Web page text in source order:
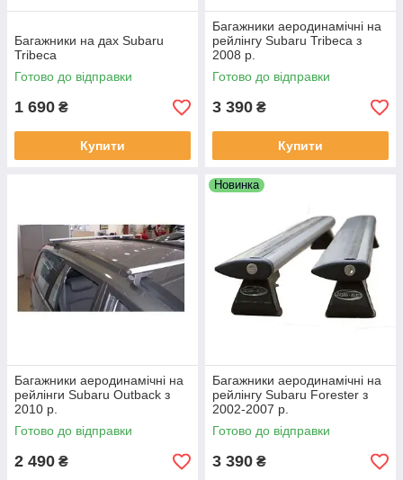
Багажники на дах Subaru
Tribeca
Готово до відправки
1 690 ₴
Купити
Багажники аеродинамічні на
рейлінгу Subaru Tribeca з
2008 р.
Готово до відправки
3 390 ₴
Купити
Багажники аеродинамічні на
рейлінги Subaru Outback з
2010 р.
Готово до відправки
2 490 ₴
Новинка
Багажники аеродинамічні на
рейлінгу Subaru Forester з
2002-2007 р.
Готово до відправки
3 390 ₴